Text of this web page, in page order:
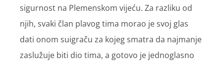
sigurnost na Plemenskom vijeću. Za razliku od
njih, svaki član plavog tima morao je svoj glas
dati onom suigraču za kojeg smatra da najmanje
zaslužuje biti dio tima, a gotovo je jednoglasno